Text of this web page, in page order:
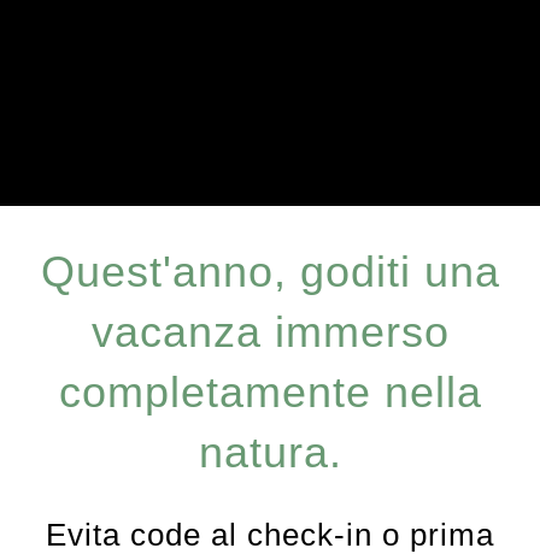
Quest'anno, goditi una
vacanza immerso
completamente nella
natura.
Evita code al check-in o prima